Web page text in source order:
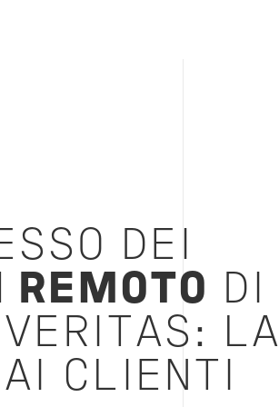
DEI
REMOTO DI
LA
CLIENTI